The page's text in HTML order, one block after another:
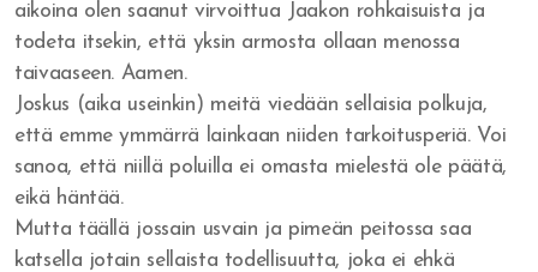
aikoina olen saanut virvoittua Jaakon rohkaisuista ja
todeta itsekin, että yksin armosta ollaan menossa
taivaaseen. Aamen.
Joskus (aika useinkin) meitä viedään sellaisia polkuja,
että emme ymmärrä lainkaan niiden tarkoitusperiä. Voi
sanoa, että niillä poluilla ei omasta mielestä ole päätä,
eikä häntää.
Mutta täällä jossain usvain ja pimeän peitossa saa
katsella jotain sellaista todellisuutta, joka ei ehkä
Jerobeam vai Paavali?
Rukousvastauksia ja Jumalan huolenpitoa
Miksi ei tule herätystä?
Tapahtukoon Sinun tahtosi
Herran koulussa